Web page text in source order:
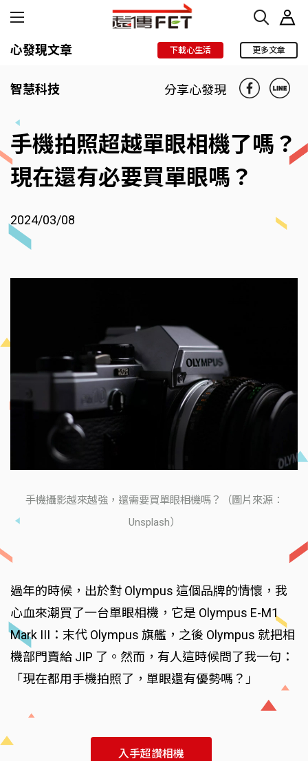
心發現文章 下載心生活 更多文章
智慧科技 分享心發現
手機拍照超越單眼相機了嗎？
現在還有必要買單眼嗎？
2024/03/08
手機攝影越來越強，還需要買單眼相機嗎？（圖片來源：
Unsplash）
過年的時候，出於對 Olympus 這個品牌的情懷，我
心血來潮買了一台單眼相機，它是 Olympus E-M1
Mark III：末代 Olympus 旗艦，之後 Olympus 就把相
機部門賣給 JIP 了。然而，有人這時候問了我一句：
「現在都用手機拍照了，單眼還有優勢嗎？」
入手超讚相機